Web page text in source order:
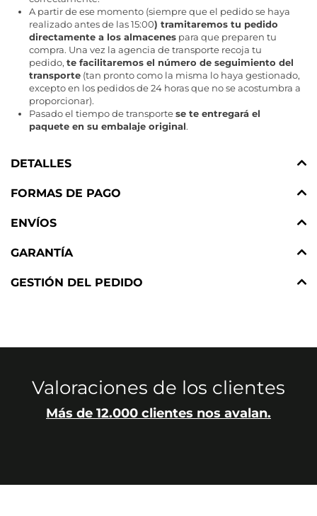
A partir de ese momento (siempre que el pedido se haya
realizado antes de las 15:00) tramitaremos tu pedido
directamente a los almacenes para que preparen tu
compra. Una vez la agencia de transporte recoja tu
pedido, te facilitaremos el número de seguimiento del
transporte (tan pronto como la misma lo haya gestionado,
excepto en los pedidos de 24 horas que no se acostumbra a
proporcionar).
Pasado el tiempo de transportese te entregará el
paquete en su embalaje original.
DETALLES
FORMAS DE PAGO
ENVÍOS
GARANTÍA
GESTIÓN DEL PEDIDO
Valoraciones de los clientes
Más de 12.000 clientes nos avalan.